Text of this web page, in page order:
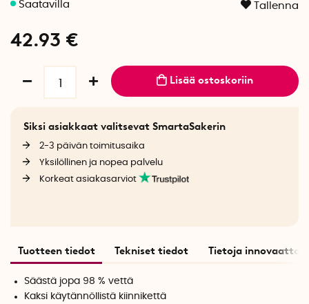
Tallenna
42.93 €
Lisää ostoskoriin
Siksi asiakkaat valitsevat SmartaSakerin
2-3 päivän toimitusaika
Yksilöllinen ja nopea palvelu
Korkeat asiakasarviot
Tuotteen tiedot Tekniset tiedot Tietoja
Säästä jopa 98 % vettä
Kaksi käytännöllistä kiinnikettä